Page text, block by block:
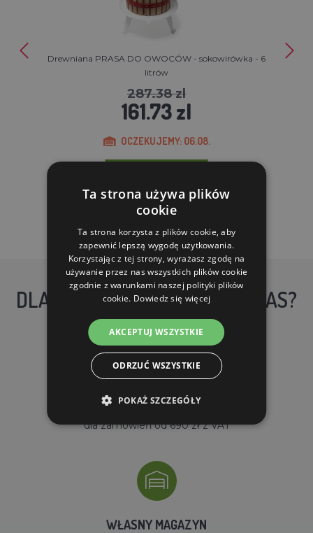
Drewniana PRASA DO OWOCÓW - sokowirówka - 6
litrów
287.38 zl
161.73 zl
OCZEKUJEMY: 06.08.
DLACZEGO WARTO KUPIĆ U NAS?
DARMOWA WYSYŁKA
dla zamówień od 690 zł z VAT
WŁASNY MAGAZYN
Ta strona używa plików
cookie
Ta strona korzysta z plików cookie, aby
zapewnić lepszą wygodę użytkowania.
Korzystając z tej strony, wyrażasz zgodę na
używanie przez nas wszystkich plików cookie
zgodnie z warunkami naszej polityki plików
cookie. Dowiedz się więcej
AKCEPTUJ WSZYSTKIE
ODRZUĆ WSZYSTKIE
POKAŻ SZCZEGÓŁY